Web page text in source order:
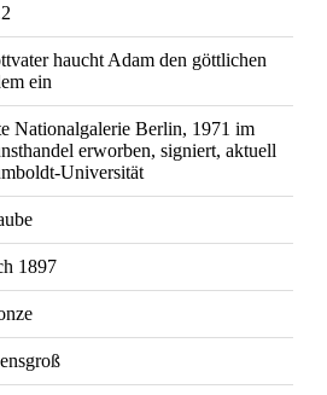
haucht Adam den göttlichen
ein
Nationalgalerie Berlin, 1971 im
erworben, signiert, aktuell
Universität
1897